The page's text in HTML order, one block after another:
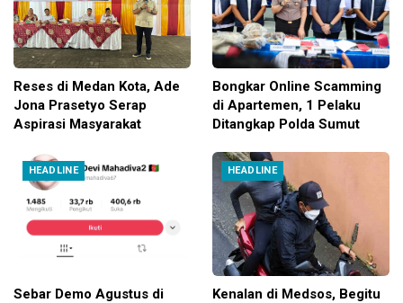
Reses di Medan Kota, Ade
Jona Prasetyo Serap
Aspirasi Masyarakat
Bongkar Online Scamming
di Apartemen, 1 Pelaku
Ditangkap Polda Sumut
HEADLINE
Sebar Demo Agustus di
HEADLINE
Kenalan di Medsos, Begitu